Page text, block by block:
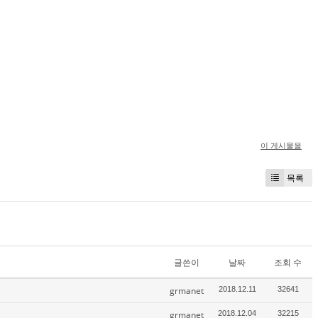
이 게시물을
목록
글쓴이 날짜 조회 수
grmanet 2018.12.11 32641
grmanet 2018.12.04 32215